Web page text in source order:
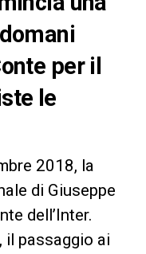
per il
le
2018, la
di Giuseppe
dell’Inter.
il passaggio ai